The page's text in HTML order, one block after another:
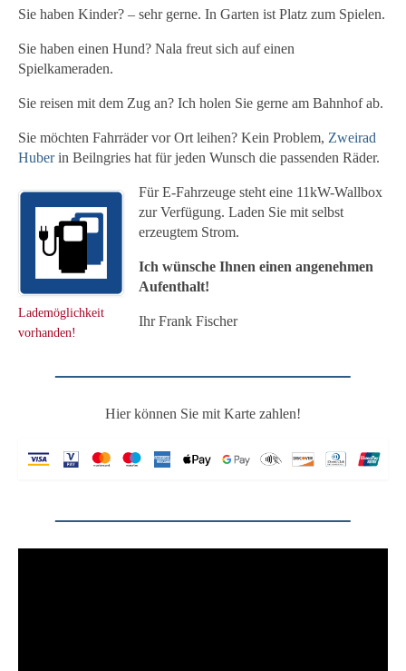
Sie haben Kinder? – sehr gerne. In Garten ist Platz zum Spielen.
Sie haben einen Hund? Nala freut sich auf einen
Spielkameraden.
Sie reisen mit dem Zug an? Ich holen Sie gerne am Bahnhof ab.
Sie möchten Fahrräder vor Ort leihen? Kein Problem, Zweirad
Huberin Beilngries hat für jeden Wunsch die passenden Räder.
Lademöglichkeit
vorhanden!
Für E-Fahrzeuge steht eine 11kW-Wallbox
zur Verfügung. Laden Sie mit selbst
erzeugtem Strom.
Ich wünsche Ihnen einen angenehmen
Aufenthalt!
Ihr Frank Fischer
Hier können Sie mit Karte zahlen!